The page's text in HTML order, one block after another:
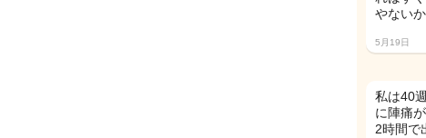
やない
5月19日
私は40
に陣痛
2時間で